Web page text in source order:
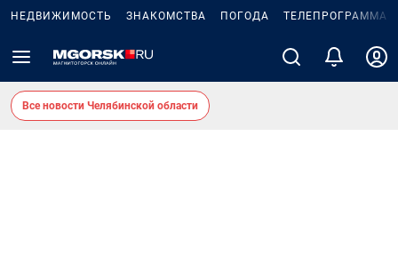
НЕДВИЖИМОСТЬ ЗНАКОМСТВА ПОГОДА ТЕЛЕПРОГРАММА
Все новости Челябинской области